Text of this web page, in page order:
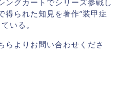
ングカートでシリーズ参戦し
得られた知見を著作”装甲症
いる。
らよりお問い合わせくださ